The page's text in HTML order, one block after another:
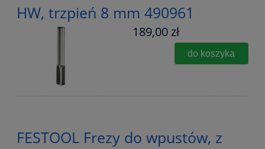
HW, trzpień 8 mm 490961
189,00 zł
do koszyka
FESTOOL Frezy do wpustów, z